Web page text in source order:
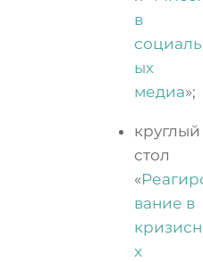
в
ых
медиа»;
круглый
стол
«
вание в
х